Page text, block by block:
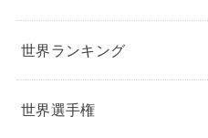
世界ランキング
世界選手権